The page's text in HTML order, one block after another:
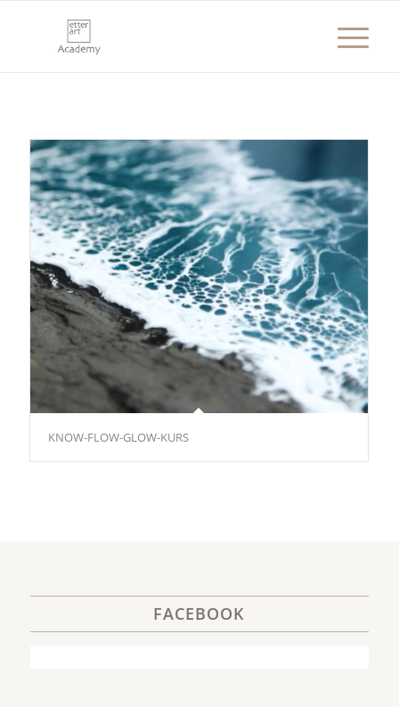
KNOW-FLOW-GLOW-KURS
FACEBOOK